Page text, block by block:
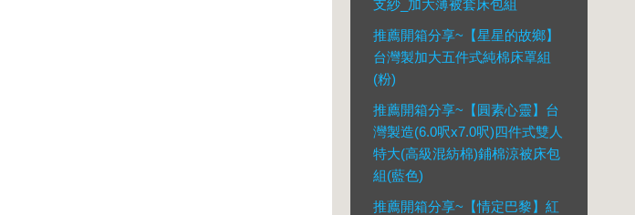
支紗_加大薄被套床包組
推薦開箱分享~【星星的故鄉】
台灣製加大五件式純棉床罩組
(粉)
推薦開箱分享~【圓素心靈】台
灣製造(6.0呎x7.0呎)四件式雙人
特大(高級混紡棉)鋪棉涼被床包
組(藍色)
推薦開箱分享~【情定巴黎】紅